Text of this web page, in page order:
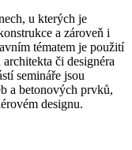
u kterých je
a zároveň i
tématem je použití
architekta či designéra
semináře jsou
a betonových prvků,
designu.